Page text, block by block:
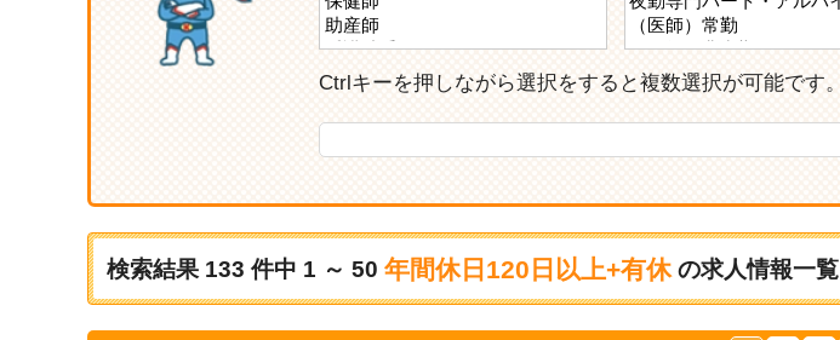
Ctrlキーを押しながら選択をすると複数選択が可能です。
検索結果 133 件中 1 ～ 50 年間休日120日以上+有休 の求人情報一覧